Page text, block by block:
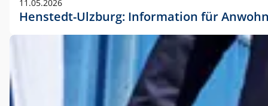
11.05.2026
Henstedt-Ulzburg: Information für